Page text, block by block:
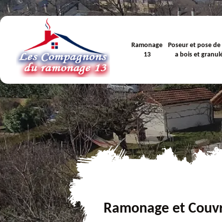
Ramonage
13
Poseur et pose
a bois et
Ramonage et